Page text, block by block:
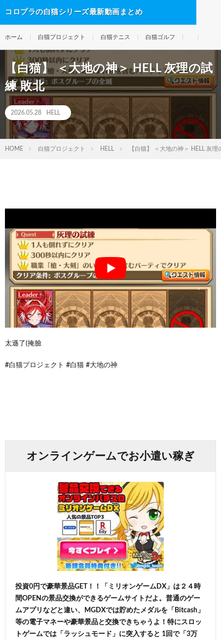
コロプラの白猫シリーズ最新動画まとめ
ホーム 白猫プロジェクト 白猫テニス 白猫ゴルフ
【白猫】 ＜大地の神＞ HELL 灰理の試
練 敗北
2026.05.28 HELL
HOME 白猫プロジェクト HELL 【白猫】 ＜大地の神＞ HELL 灰理
太遜了(掩臉
#白猫プロジェクト #白猫 #大地の神
オンラインゲームでお小遣い稼ぎ
投資0円で豪華景品GET！！「ミリオンゲームDX」は２４時
間OPENの景品交換ができるゲームサイトだよ。普通のゲー
ムアプリなどと違い、MGDXでは貯めたメダルを「Bitcash」
等の電子マネーや豪華景品と交換できちゃうよ！特にスロッ
トゲームでは「ラッシュモード」に突入すると 1回で「3万